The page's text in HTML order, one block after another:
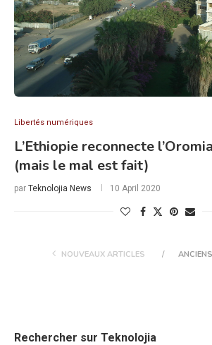
Libertés numériques
L’Ethiopie reconnecte
(mais le mal est fait)
par Teknolojia News 10 April 2020
NOUVEAUX ARTICLES
Rechercher sur Teknolojia